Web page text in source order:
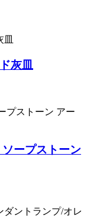
灰皿
ープストーン